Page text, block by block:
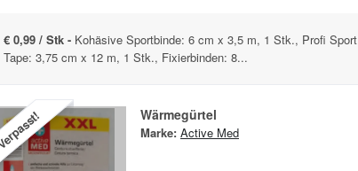
€ 0,99 / Stk - Kohäsive Sportbinde: 6 cm x 3,5 m, 1 Stk., Profi Sport
Tape: 3,75 cm x 12 m, 1 Stk., Fixierbinden: 8...
Wärmegürtel
Marke: Active Med